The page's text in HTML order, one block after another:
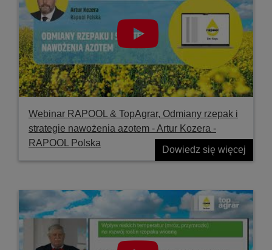
Webinar RAPOOL & TopAgrar, Odmiany rzepak i
strategie nawożenia azotem - Artur Kozera -
RAPOOL Polska
Dowiedz się więcej